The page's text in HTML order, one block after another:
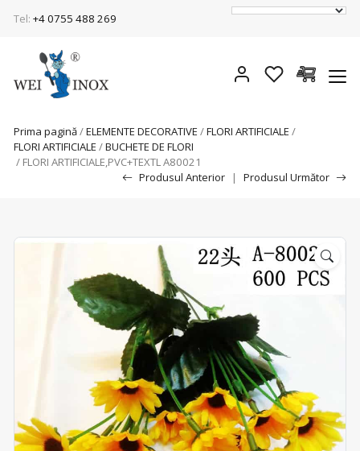
Tel: +4 0755 488 269
Prima pagină/ELEMENTE DECORATIVE /FLORI ARTIFICIALE /
FLORI ARTIFICIALE /BUCHETE DE FLORI
/ FLORI ARTIFICIALE,PVC+TEXTL A80021
Produsul Anterior
| Produsul Următor